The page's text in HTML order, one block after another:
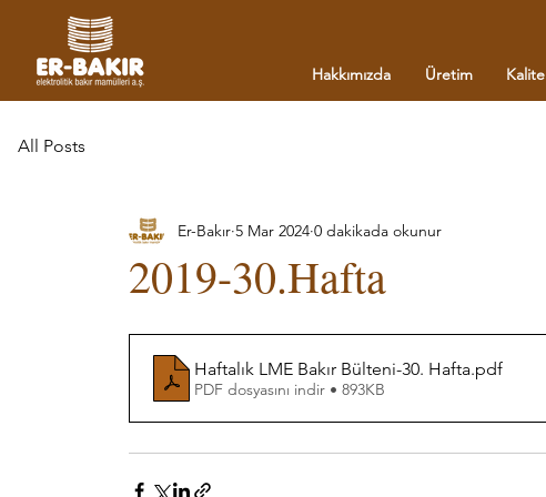
Hakkımızda Üretim Kalite
All Posts
2019-30.Hafta
Er-Bakır 5 Mar 2024 0 dakikada okunur
Haftalık LME Bakır Bülteni-30. Hafta.pdf
PDF dosyasını indir • 893KB